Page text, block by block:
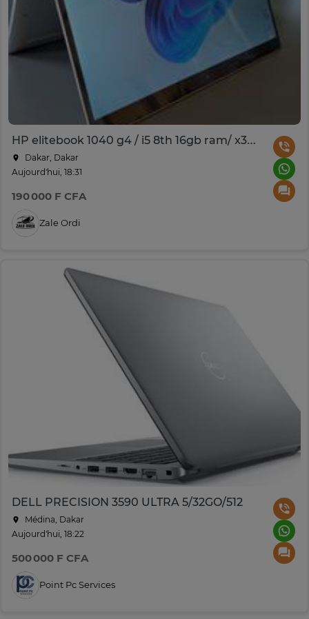
HP elitebook 1040 g4 / i5 8th 16gb ram/ x360 ordinateur
Dakar, Dakar
Aujourd'hui, 18:31
190 000 F CFA
Zale Ordi
DELL PRECISION 3590 ULTRA 5/32GO/512
Médina, Dakar
Aujourd'hui, 18:22
500 000 F CFA
Point Pc Services